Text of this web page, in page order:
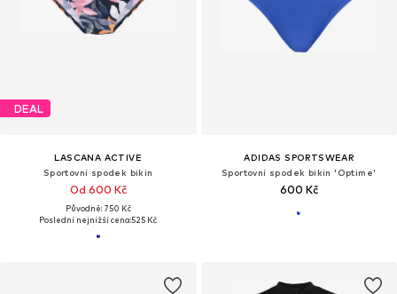
DEAL
LASCANA ACTIVE
Sportovní spodek bikin
Od 600 Kč
Původně: 750 Kč
Poslední nejnižší cena:525 Kč
ADIDAS SPORTSWEAR
Sportovní spodek bikin 'Optime'
600 Kč